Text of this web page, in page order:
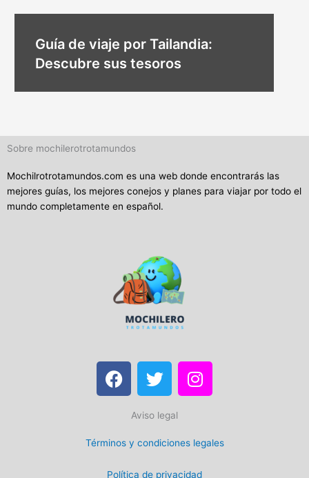
Guía de viaje por Tailandia:
Descubre sus tesoros
Sobre mochilerotrotamundos
Mochilrotrotamundos.com es una web donde encontrarás las
mejores guías, los mejores conejos y planes para viajar por todo el
mundo completamente en español.
F
a
b
o
T
w
t
t
r
I
n
a
g
r
Aviso legal
Términos y condiciones legales
Política de privacidad